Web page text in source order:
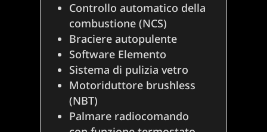
Controllo automatico della
combustione (NCS)
Braciere autopulente
Software Elemento
Sistema di pulizia vetro
Motoriduttore brushless
(NBT)
Palmare radiocomando